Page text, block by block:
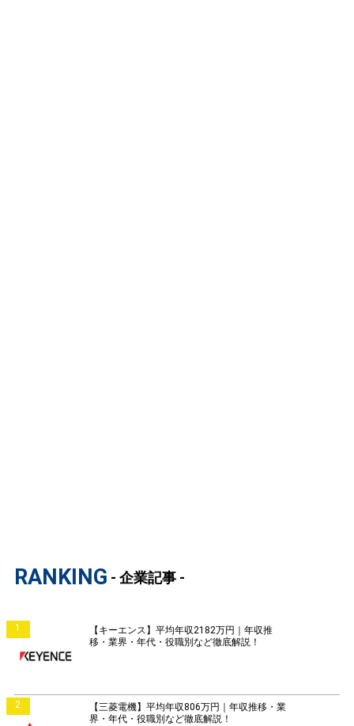
RANKING - 企業記事 -
1
【キーエンス】平均年収2182万円｜年収推
移・業界・年代・役職別など徹底解説！
2
【三菱電機】平均年収806万円｜年収推移・業
界・年代・役職別など徹底解説！